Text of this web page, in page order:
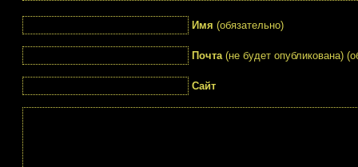
Имя (обязательно)
Почта(не будет опубликована)
Сайт